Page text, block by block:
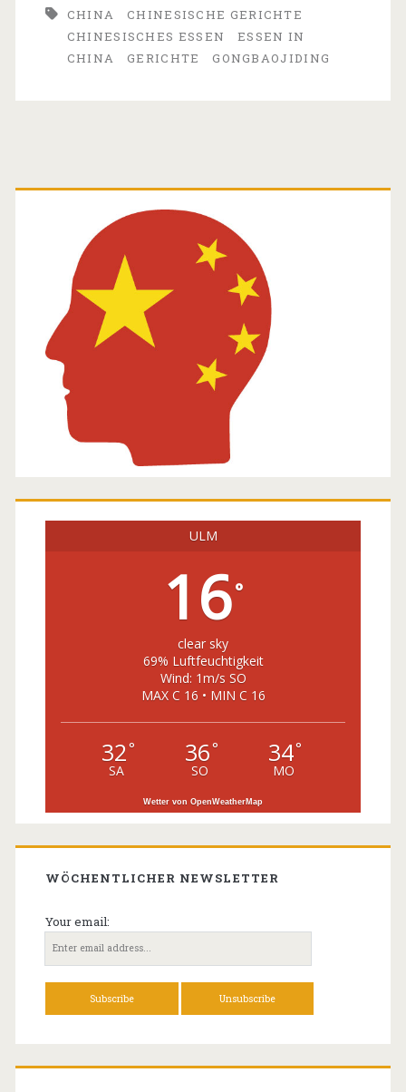
CHINA
CHINESISCHE GERICHTE
CHINESISCHES ESSEN
ESSEN IN
CHINA
GERICHTE GONGBAOJIDING
Primäre
Seitenleiste
ULM
16°
clear sky
69% Luftfeuchtigkeit
Wind: 1m/s SO
MAX C 16 • MIN C 16
32°
SA
36°
SO
34°
MO
Wetter von OpenWeatherMap
WÖCHENTLICHER NEWSLETTER
Your email: